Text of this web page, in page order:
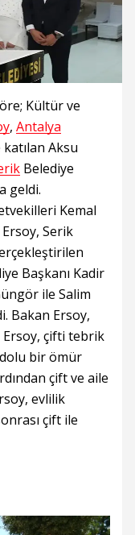
Kültür ve
, Antalya
katılan Aksu
Belediye
geldi.
Kemal
Serik
Başkanı Kadir
ile Salim
Bakan Ersoy,
çifti tebrik
bir ömür
çift ve aile
evlilik
çift ile